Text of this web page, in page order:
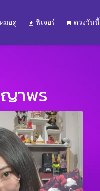
มอดู ฟีเจอร์ ดวงวันนี้
าพร